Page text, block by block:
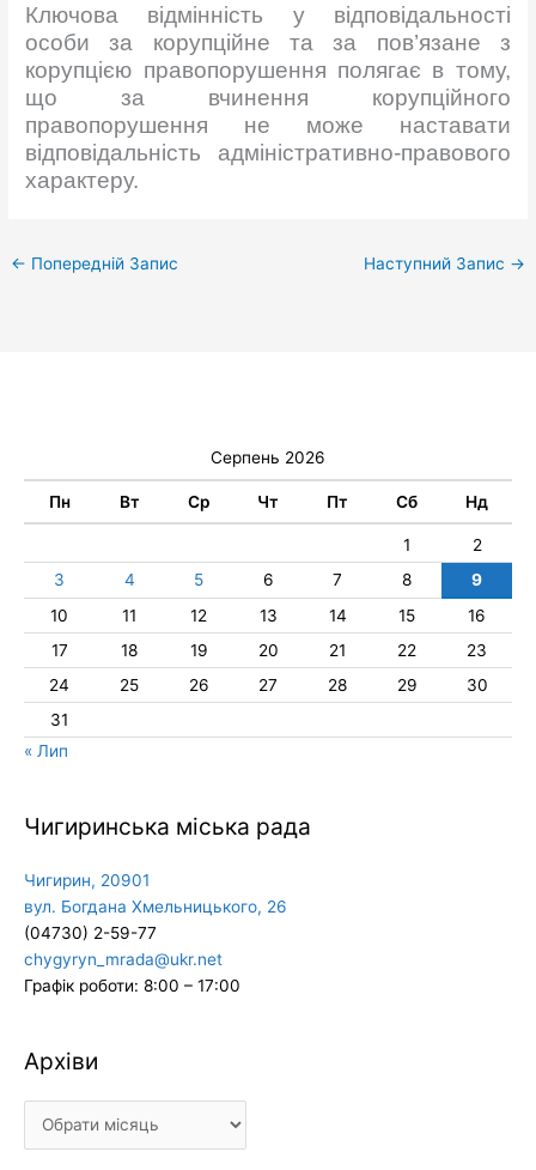
Ключова відмінність у відповідальності
особи за корупційне та за пов’язане з
корупцією правопорушення полягає в тому,
що за вчинення корупційного
правопорушення не може наставати
відповідальність адміністративно-правового
характеру.
← Попередній Запис Наступний Запис →
Серпень 2026
Пн Вт Ср Чт Пт Сб Нд
1
2
3
4 5 6 7 8
9
10
11 12 13 14 15
16
17
18 19 20 21 22
23
24
25 26 27 28 29
30
31
« Лип
Чигиринська міська рада
Чигирин, 20901
вул. Богдана Хмельницького, 26
(04730) 2-59-77
chygyryn_mrada@ukr.net
Графік роботи: 8:00 – 17:00
Архіви
Архіви